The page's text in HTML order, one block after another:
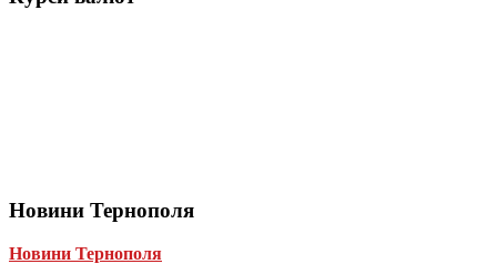
Новини Тернополя
Новини Тернополя